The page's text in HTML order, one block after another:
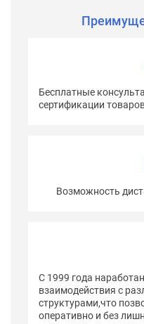
Бесплатные
сертификации
Возможность
С 1999 года
взаимодействия с
структурами,что
оперативно и без